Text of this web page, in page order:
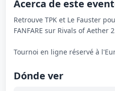
Acerca de este
Retrouve TPK et Le Fauster
FANFARE sur Rivals of Aether
Tournoi en ligne réservé à
Dónde ver